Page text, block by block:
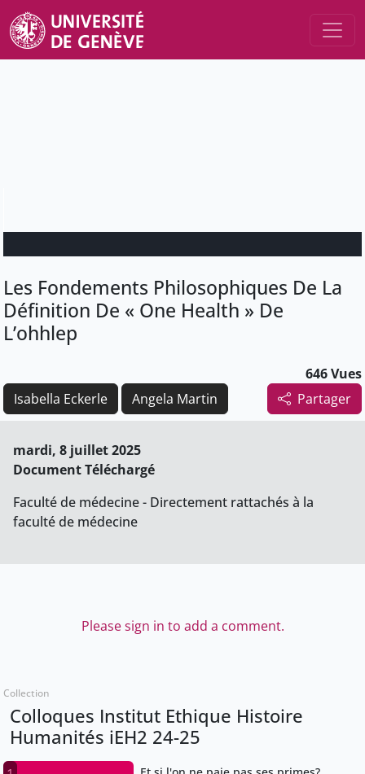
Les Fondements Philosophiques De La
Définition De « One Health » De
L’ohhlep
646 Vues
Partager
Isabella Eckerle Angela Martin
mardi, 8 juillet 2025
Document Téléchargé
Faculté de médecine - Directement rattachés à la
faculté de médecine
Please sign in to add a comment.
Collection
Colloques Institut Ethique Histoire
Humanités iEH2 24-25